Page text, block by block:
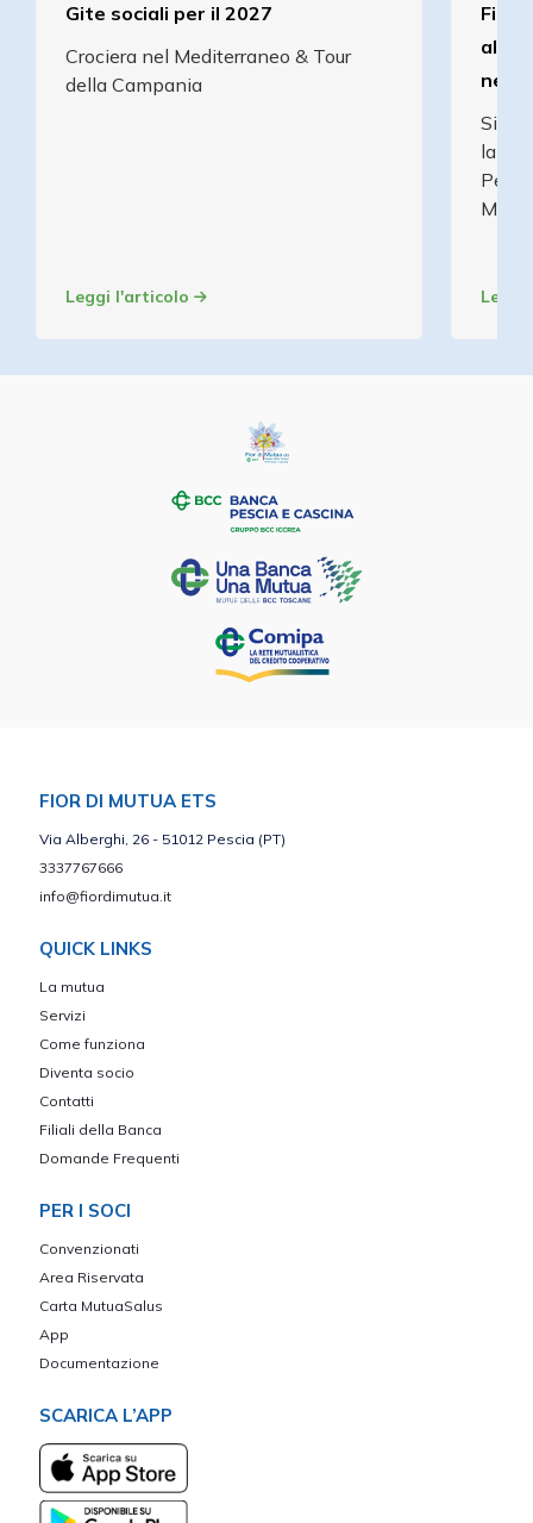
Gite sociali per il 2027
Crociera nel Mediterraneo & Tour
della Campania
Leggi l'articolo
Fior
Si è
la
FIOR DI MUTUA ETS
Via Alberghi, 26 - 51012 Pescia (PT)
3337767666
info@fiordimutua.it
QUICK LINKS
La mutua
Servizi
Come funziona
Diventa socio
Contatti
Filiali della Banca
Domande Frequenti
PER I SOCI
Convenzionati
Area Riservata
Carta MutuaSalus
App
Documentazione
SCARICA L’APP